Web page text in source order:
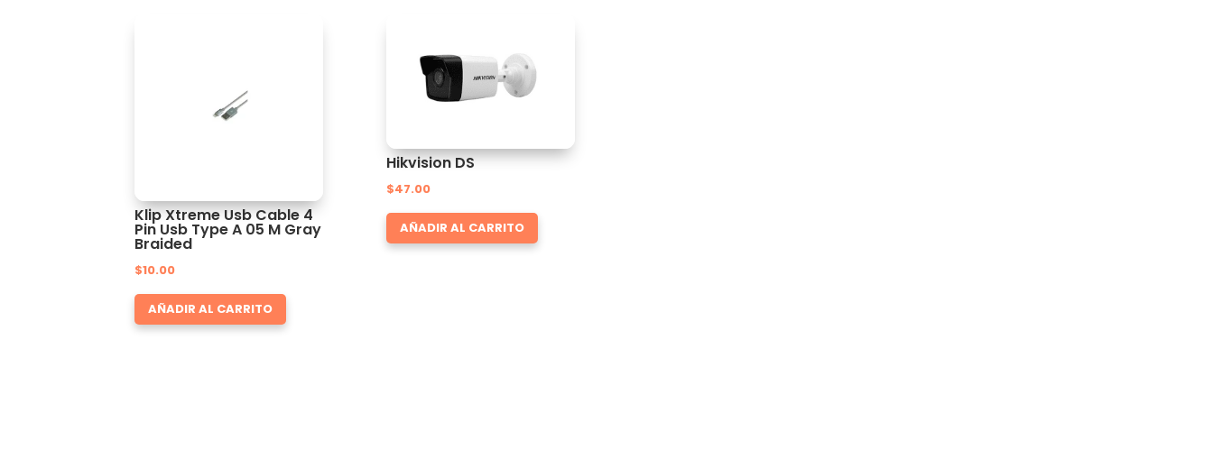
Klip Xtreme Usb Cable 4
Pin Usb Type A 05 M Gray
Braided
$10.00
AÑADIR AL CARRITO
Hikvision DS
$47.00
AÑADIR AL CARRITO